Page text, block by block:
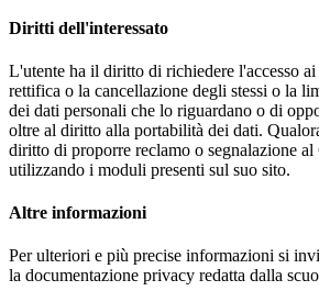
Diritti dell'interessato
L'utente ha il diritto di richiedere l'accesso
rettifica o la cancellazione degli stessi o la
dei dati personali che lo riguardano o di
oltre al diritto alla portabilità dei dati.
diritto di proporre reclamo o segnalazione
utilizzando i moduli presenti sul suo sito.
Altre informazioni
Per ulteriori e più precise informazioni si
la documentazione privacy redatta dalla